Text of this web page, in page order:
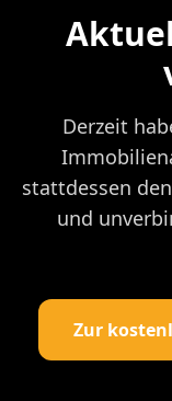
Derzeit
stattdessen
und
Zur